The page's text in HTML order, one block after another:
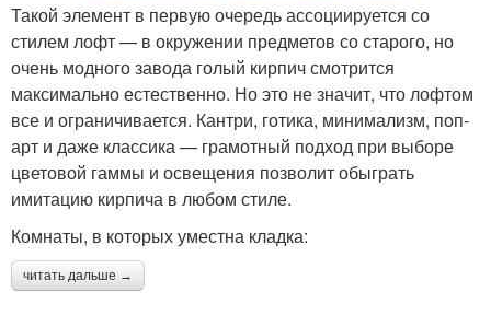
Такой элемент в первую очередь ассоциируется со
стилем лофт — в окружении предметов со старого, но
очень модного завода голый кирпич смотрится
максимально естественно. Но это не значит, что лофтом
все и ограничивается. Кантри, готика, минимализм, поп-
арт и даже классика — грамотный подход при выборе
цветовой гаммы и освещения позволит обыграть
имитацию кирпича в любом стиле.
Комнаты, в которых уместна кладка:
читать дальше →